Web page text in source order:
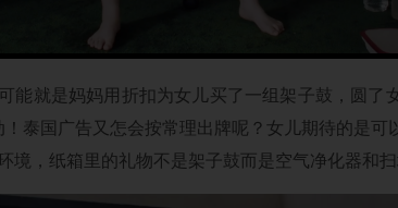
能就是妈妈用折扣为女儿买了一组架子鼓，圆了
泰国广告又怎会按常理出牌呢？女儿期待的是可
境，纸箱里的礼物不是架子鼓而是空气净化器和扫